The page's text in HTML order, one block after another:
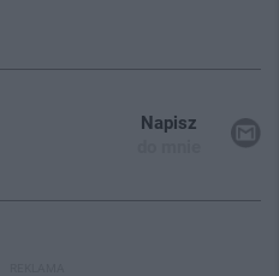
Napisz